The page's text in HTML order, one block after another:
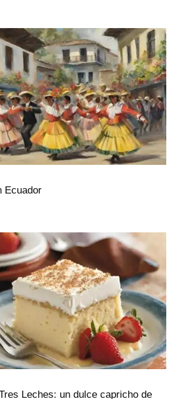
Ecuador
Leches: un dulce capricho de